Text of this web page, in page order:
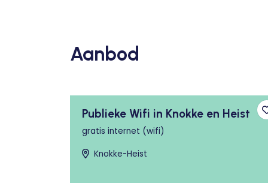
Aanbod
Publieke Wifi in Knokke en Heist
gratis internet (wifi)
Knokke-Heist